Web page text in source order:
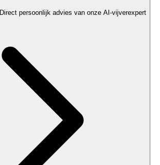
Direct persoonlijk advies van onze AI-vijverexpert